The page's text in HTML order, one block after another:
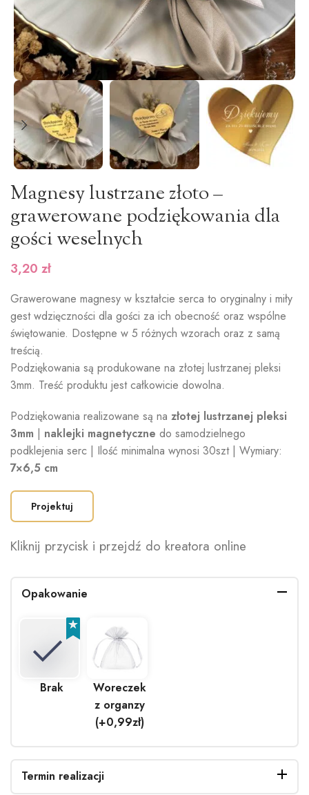
Magnesy lustrzane złoto –
grawerowane podziękowania dla
gości weselnych
3,20 zł
Grawerowane magnesy w kształcie serca to oryginalny i miły
gest wdzięczności dla gości za ich obecność oraz wspólne
świętowanie. Dostępne w 5 różnych wzorach oraz z samą
treścią.
Podziękowania są produkowane na złotej lustrzanej pleksi
3mm. Treść produktu jest całkowicie dowolna.
Podziękowania realizowane są na złotej lustrzanej pleksi
3mm | naklejki magnetyczne do samodzielnego
podklejenia serc | Ilość minimalna wynosi 30szt | Wymiary:
7×6,5 cm
Projektuj
Kliknij przycisk i przejdź do kreatora online
Opakowanie
Brak
Woreczek
z organzy
(+0,99zł)
Termin realizacji